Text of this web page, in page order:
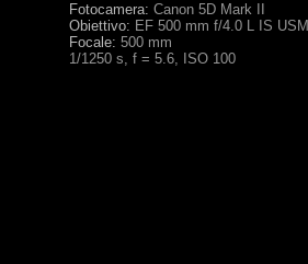
Fotocamera: Canon 5D Mark II
Obiettivo: EF 500 mm f/4.0 L IS USM
Focale: 500 mm
1/1250 s, f = 5.6, ISO 100